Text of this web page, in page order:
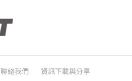
聯絡我們 資訊下載與分享